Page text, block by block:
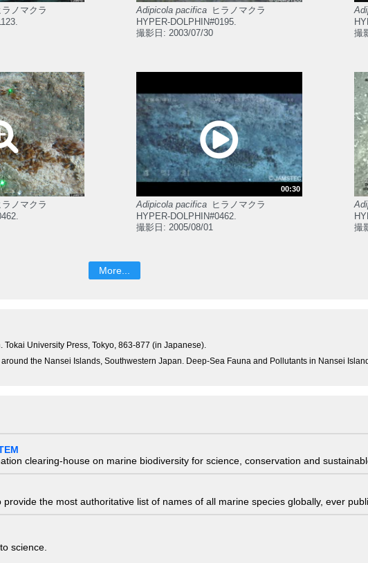
ラノマクラ
Adipicola pacifica ヒラノマクラ
HYPER-DOLPHIN#0195.
撮影日: 2003/07/30
撮
ラノマクラ
00:30
Adipicola pacifica ヒラノマクラ
HYPER-DOLPHIN#0462.
撮影日: 2005/08/01
撮
More...
University Press, Tokyo, 863-877 (in Japanese).
the Nansei Islands, Southwestern Japan. Deep-Sea Fauna and Pollutants in Nansei
clearing-house on marine biodiversity for science, conservation and
the most authoritative list of names of all marine species globally, ever
science.